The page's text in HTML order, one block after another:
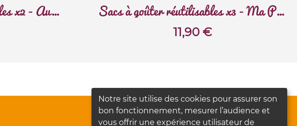
Gourdes compote réutilisables x2 - Australie Sacs à goûter réutilisables x3 - Ma Petite Ferme
11,90€
Notre site utilise des cookies pour assurer son
bon fonctionnement, mesurer l’audience et
vous offrir une expérience utilisateur de